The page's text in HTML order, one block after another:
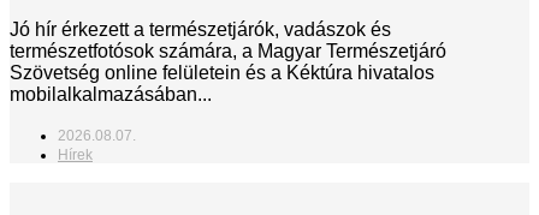
Jó hír érkezett a természetjárók, vadászok és
természetfotósok számára, a Magyar Természetjáró
Szövetség online felületein és a Kéktúra hivatalos
mobilalkalmazásában...
2026.08.07.
Hírek